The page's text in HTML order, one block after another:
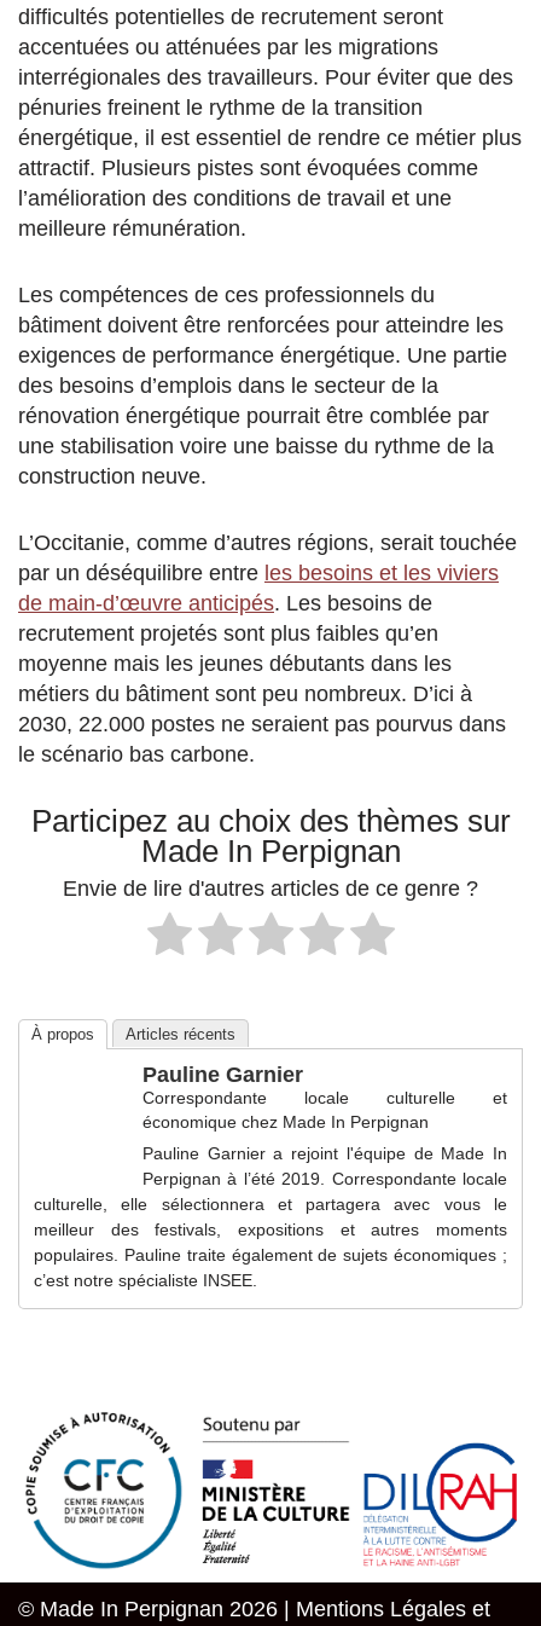
difficultés potentielles de recrutement seront
accentuées ou atténuées par les migrations
interrégionales des travailleurs. Pour éviter que des
pénuries freinent le rythme de la transition
énergétique, il est essentiel de rendre ce métier plus
attractif. Plusieurs pistes sont évoquées comme
l’amélioration des conditions de travail et une
meilleure rémunération.
Les compétences de ces professionnels du
bâtiment doivent être renforcées pour atteindre les
exigences de performance énergétique. Une partie
des besoins d’emplois dans le secteur de la
rénovation énergétique pourrait être comblée par
une stabilisation voire une baisse du rythme de la
construction neuve.
L’Occitanie, comme d’autres régions, serait touchée
par un déséquilibre entre les besoins et les viviers
de main-d’œuvre anticipés. Les besoins de
recrutement projetés sont plus faibles qu’en
moyenne mais les jeunes débutants dans les
métiers du bâtiment sont peu nombreux. D’ici à
2030, 22.000 postes ne seraient pas pourvus dans
le scénario bas carbone.
Participez au choix des thèmes sur
Made In Perpignan
Envie de lire d'autres articles de ce genre ?
À propos Articles récents
Pauline Garnier
Correspondante locale culturelle et
économique chez Made In Perpignan
Pauline Garnier a rejoint l'équipe de Made In
Perpignan à l’été 2019. Correspondante locale
culturelle, elle sélectionnera et partagera avec vous le
meilleur des festivals, expositions et autres moments
populaires. Pauline traite également de sujets économiques ;
c’est notre spécialiste INSEE.
© Made In Perpignan 2026 | Mentions Légales et